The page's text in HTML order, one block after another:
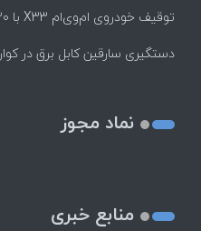
توقیف خودروی ام‌وی‌ام X33 با ۱۳۰ میلیون ریال خلافی در سروستان
دستگیری سارقین کابل برق در کوار
نماد مجوز
منابع خبری